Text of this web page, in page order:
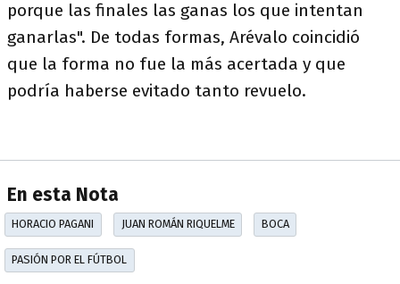
porque las finales las ganas los que intentan
ganarlas". De todas formas, Arévalo coincidió
que la forma no fue la más acertada y que
podría haberse evitado tanto revuelo.
En esta Nota
HORACIO PAGANI JUAN ROMÁN RIQUELME BOCA
PASIÓN POR EL FÚTBOL